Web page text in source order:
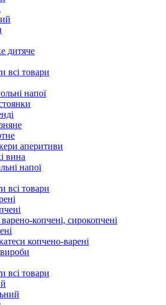
дитяче
всі товари
напої
аперитиви
вина
напої
всі товари
копчені, сирокопчені
копчено-варені
всі товари